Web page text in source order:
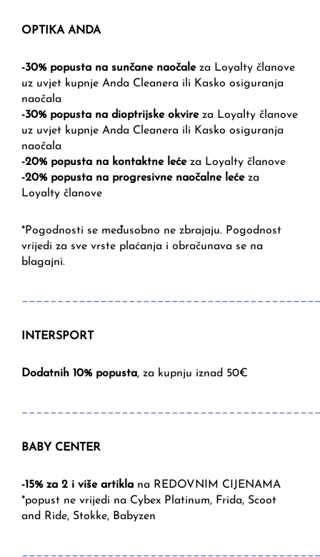
OPTIKA ANDA
-30% popusta na sunčane naočale za Loyalty članove
uz uvjet kupnje Anda Cleanera ili Kasko osiguranja
naočala
-30% popusta na dioptrijske okvire za Loyalty članove
uz uvjet kupnje Anda Cleanera ili Kasko osiguranja
naočala
-20% popusta na kontaktne leće za Loyalty članove
-20% popusta na progresivne naočalne lećeza
Loyalty članove
*Pogodnosti se međusobno ne zbrajaju. Pogodnost
vrijedi za sve vrste plaćanja i obračunava se na
blagajni.
INTERSPORT
Dodatnih 10% popusta, za kupnju iznad 50€
BABY CENTER
-15% za 2 i više artikla na REDOVNIM CIJENAMA
*popust ne vrijedi na Cybex Platinum, Frida, Scoot
and Ride, Stokke, Babyzen